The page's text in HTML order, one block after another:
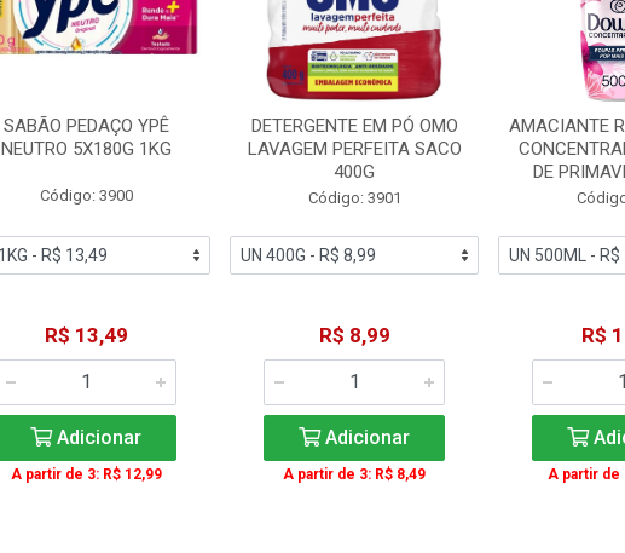
SABÃO PEDAÇO YPÊ
NEUTRO 5X180G 1KG
Código: 3900
R$ 13,49
Adicionar
A partir de 3: R$ 12,99
DETERGENTE EM PÓ OMO
LAVAGEM PERFEITA SACO
400G
Código: 3901
R$ 8,99
Adicionar
A partir de 3: R$ 8,49
AMACIANTE
DE
R$
A partir de